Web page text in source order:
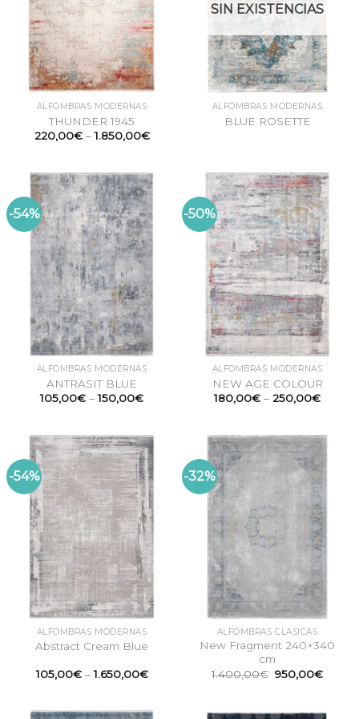
ALFOMBRAS MODERNAS
THUNDER 1945
220,00€–1.850,00€
SIN EXISTENCIAS
ALFOMBRAS MODERNAS
BLUE ROSETTE
-54%
ALFOMBRAS MODERNAS
ANTRASIT BLUE
105,00€ –150,00€
-50%
ALFOMBRAS MODERNAS
NEW AGE COLOUR
180,00€ – 250,00€
-54%
ALFOMBRAS MODERNAS
Abstract Cream Blue
105,00€–1.650,00€
-32%
ALFOMBRAS CLÁSICAS
New Fragment 240×340
cm
1.400,00€ El
precio
1.400,00€.
950,00€El